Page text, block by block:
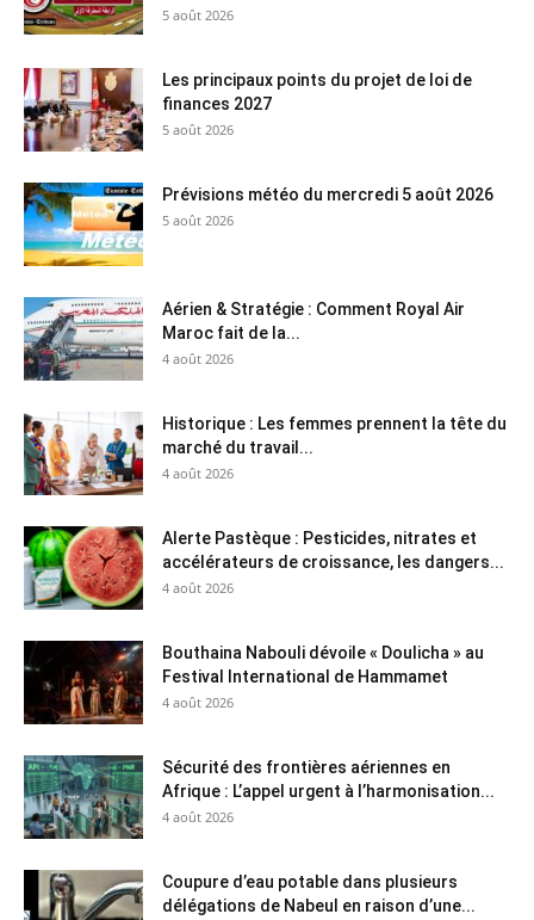
5 août 2026
Les principaux points du projet de loi de
finances 2027
5 août 2026
Prévisions météo du mercredi 5 août 2026
5 août 2026
Aérien & Stratégie : Comment Royal Air
Maroc fait de la...
4 août 2026
Historique : Les femmes prennent la tête du
marché du travail...
4 août 2026
Alerte Pastèque : Pesticides, nitrates et
accélérateurs de croissance, les dangers...
4 août 2026
Bouthaina Nabouli dévoile « Doulicha » au
Festival International de Hammamet
4 août 2026
Sécurité des frontières aériennes en
Afrique : L’appel urgent à l’harmonisation...
4 août 2026
Coupure d’eau potable dans plusieurs
délégations de Nabeul en raison d’une...